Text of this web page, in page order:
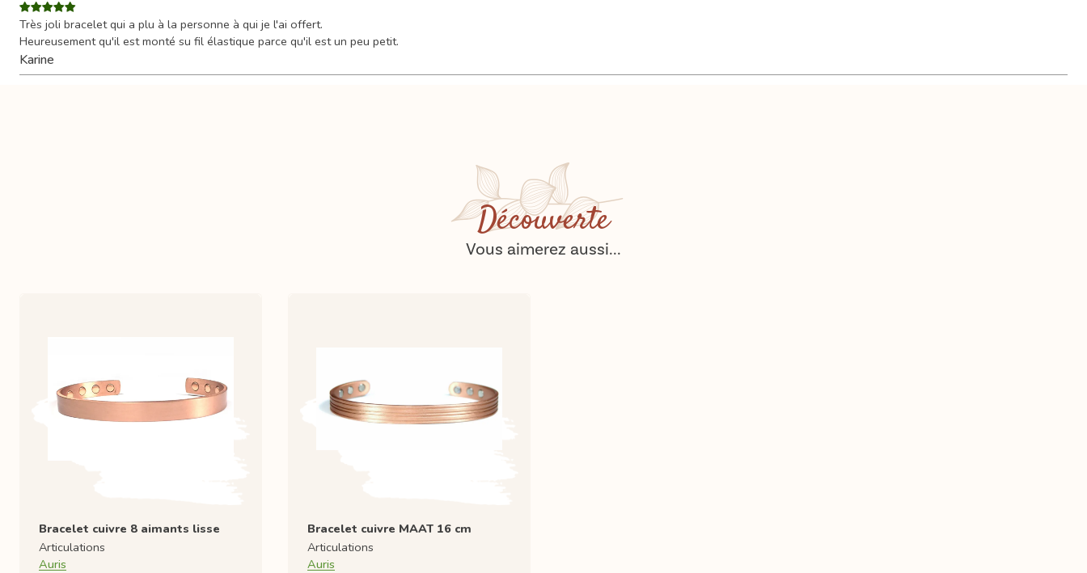
Très joli bracelet qui a plu à la personne à qui je l'ai offert.
Heureusement qu'il est monté su fil élastique parce qu'il est un peu petit.
Karine
Découverte
Vous aimerez aussi...
Bracelet cuivre 8 aimants lisse
Articulations
Auris
Bracelet cuivre MAAT 16 cm
Articulations
Auris